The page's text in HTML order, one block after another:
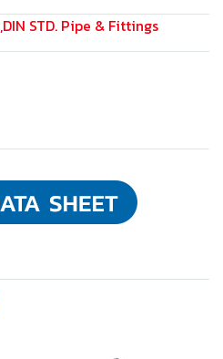
,DIN STD. Pipe & Fittings